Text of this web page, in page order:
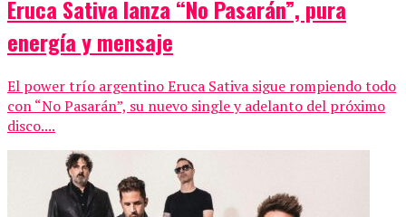
Eruca Sativa lanza “No Pasarán”, pura
energía y mensaje
El power trío argentino Eruca Sativa sigue rompiendo todo
con “No Pasarán”, su nuevo single y adelanto del próximo
disco....